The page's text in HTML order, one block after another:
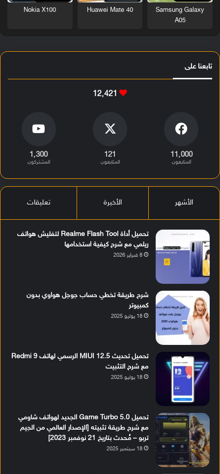
Samsung Galaxy
A05
Huawei Mate 40
Nokia X100
تابعنا على
12٬421
11٬000
المتابعون
121
المتابعون
1٬300
المشتركون
الأشهر الأخيرة تعليقات
تحميل أداة Realme Flash Tool لتفليش هواتف
ريلمي مع شرح كيفية استخدامها
8 فبراير 2026
شرح طريقة تخطي حساب جوجل هواوي بدون
كمبيوتر
18 يوليو 2025
تحميل تحديث MIUI 12.5 الرسمي لهاتف Redmi 9
مع شرح التثبيت
18 يوليو 2025
تحميل Game Turbo 5.0 الجديد لهواتف شاومي
مع شرح طريقة تثبيته [الإصدار العالمي من الجيم
تربو – مُحدث بتاريخ 21 نوفمبر 2023]
18 سبتمبر 2025